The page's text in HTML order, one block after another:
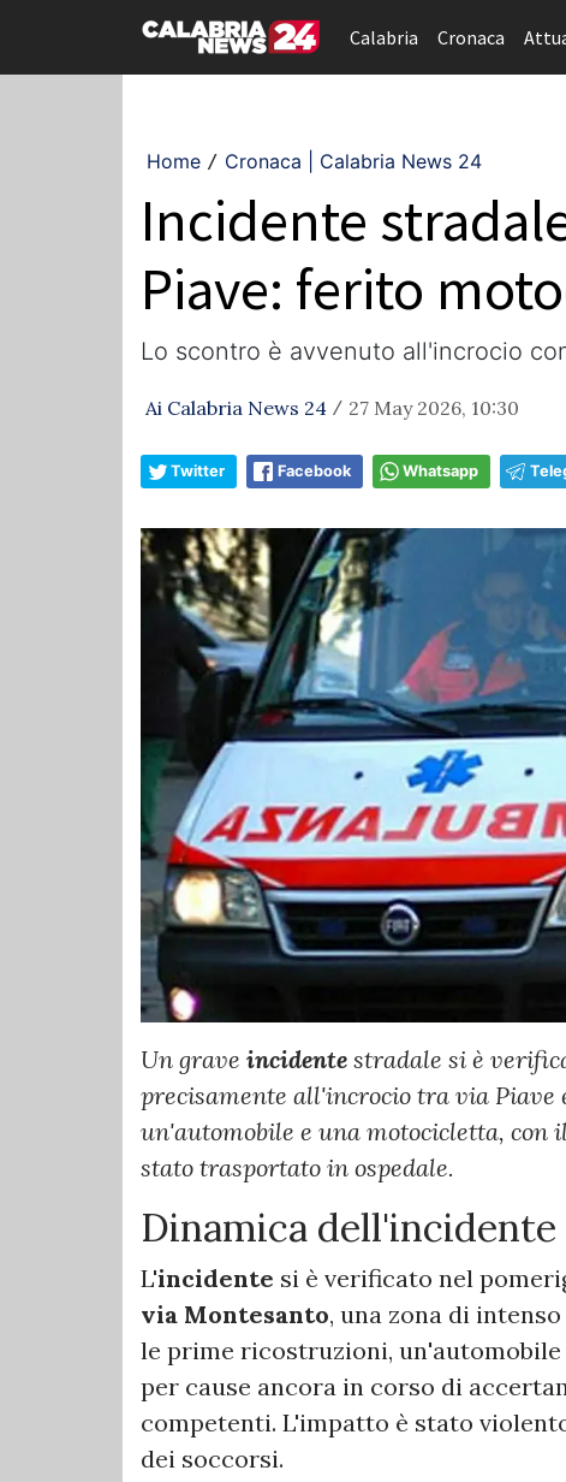
Calabria Cronaca
Home / Cronaca | Calabria News 24
Incidente
Piave: ferito
Lo scontro è avvenuto all'incrocio
Ai Calabria News 24 / 27 May 2026, 10:30
Twitter Facebook Whatsapp
Un grave incidente stradale si è
precisamente all'incrocio tra via Piave
un'automobile e una motocicletta, con
stato trasportato in ospedale.
Dinamica dell'incidente
L'incidente si è verificato nel
via Montesanto, una zona di
le prime ricostruzioni,
per cause ancora in corso di
competenti. L'impatto è stato
dei soccorsi.